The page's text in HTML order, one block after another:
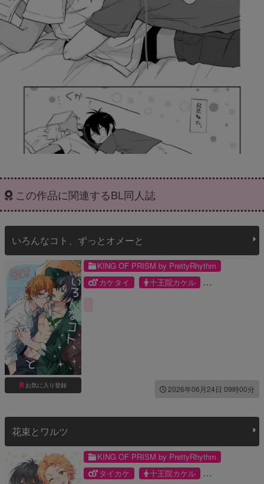
この作品に関連するBL同人誌
いろんなコト、ずっとオメーと
お気に入り登録
KING OF PRISM by PrettyRhythm
カケタイ
十王院カケル
2026年06月24日 09時00分
花束とワルツ
KING OF PRISM by PrettyRhythm
タイカケ
十王院カケル